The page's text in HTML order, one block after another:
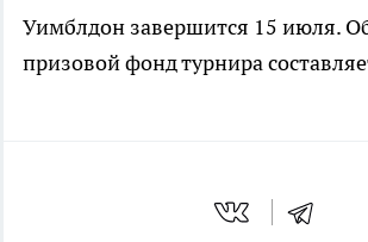
Уимблдон завершится 15 июля.
призовой фонд турнира